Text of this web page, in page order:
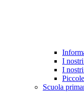
I
I
Scuola